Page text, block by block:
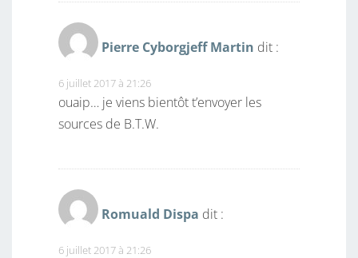
Pierre Cyborgjeff Martin dit :
6 juillet 2017 à 21:26
ouaip… je viens bientôt t’envoyer les
sources de B.T.W.
Romuald Dispa dit :
6 juillet 2017 à 21:26